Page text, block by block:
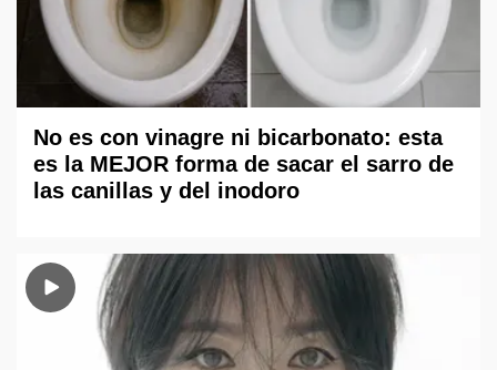
No es con vinagre ni bicarbonato: esta
es la MEJOR forma de sacar el sarro de
las canillas y del inodoro